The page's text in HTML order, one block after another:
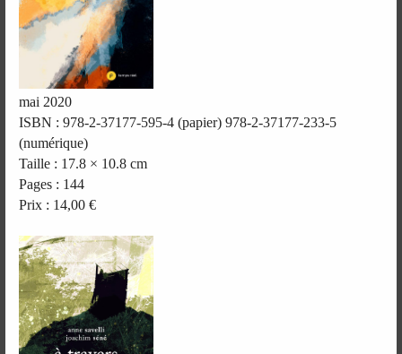
mai 2020
ISBN : 978-2-37177-595-4 (papier) 978-2-37177-233-5
(numérique)
Taille : 17.8 × 10.8 cm
Pages : 144
Prix : 14,00 €